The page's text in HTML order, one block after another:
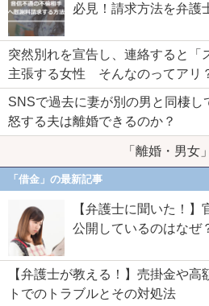
必見！請求方法を弁護
突然別れを宣告し、連絡すると「
主張する女性 そんなのってアリ
SNSで過去に妻が別の男と同棲
怒する夫は離婚できるのか？
「離婚・男女
「借金」の最新記事
【弁護士に聞いた！
公開しているのはなぜ
【弁護士が教える！】売掛金や
トでのトラブルとその対処法